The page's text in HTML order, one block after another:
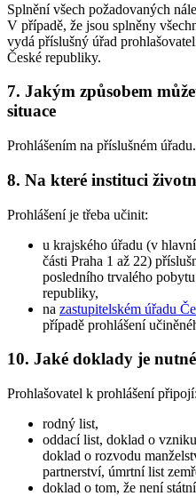
Splnění všech požadovaných
V případě, že jsou splněny
vydá příslušný úřad
České republiky.
7. Jakým způsobem
situace
Prohlášením na příslušném úřadu.
8. Na které instituci
Prohlášení je třeba učinit:
u krajského úřadu (v
části Praha 1 až 22)
posledního trvalého
republiky,
na zastupitelském úřadu
případě prohlášení
10. Jaké doklady je
Prohlašovatel k prohlášení připojí:
rodný list,
oddací list, doklad o
doklad o rozvodu
partnerství, úmrtní list
doklad o tom, že není